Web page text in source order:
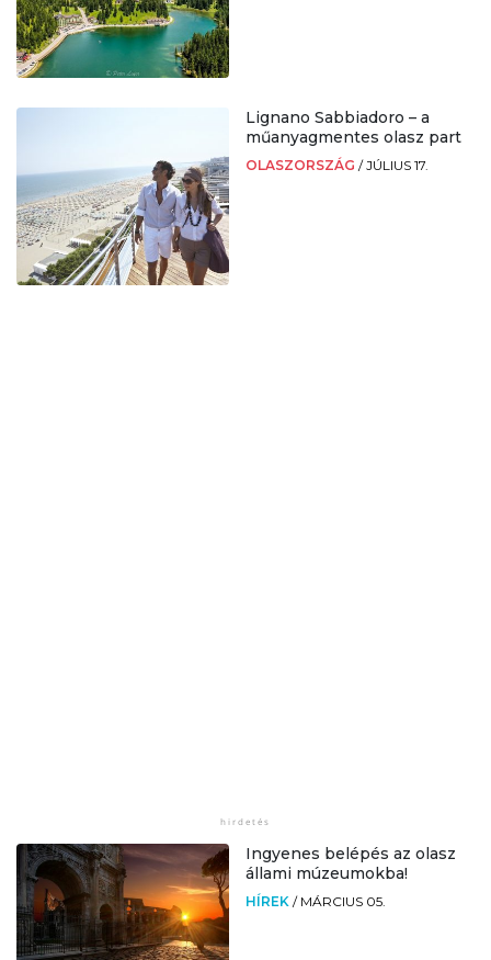
Lignano Sabbiadoro – a
műanyagmentes olasz part
OLASZORSZÁG /JÚLIUS 17.
Ingyenes belépés az olasz
állami múzeumokba!
HÍREK / MÁRCIUS 05.